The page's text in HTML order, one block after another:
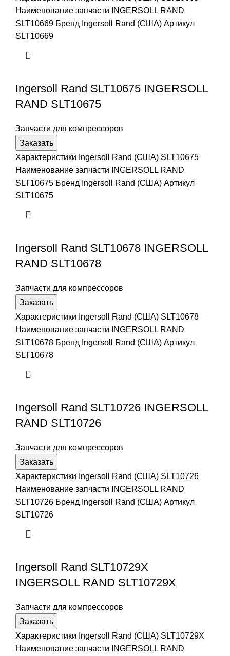
Наименование запчасти INGERSOLL RAND
SLT10669 Бренд Ingersoll Rand (США) Артикул
SLT10669
Ingersoll Rand SLT10675 INGERSOLL
RAND SLT10675
Запчасти для компрессоров
Заказать
Характеристики Ingersoll Rand (США) SLT10675
Наименование запчасти INGERSOLL RAND
SLT10675 Бренд Ingersoll Rand (США) Артикул
SLT10675
Ingersoll Rand SLT10678 INGERSOLL
RAND SLT10678
Запчасти для компрессоров
Заказать
Характеристики Ingersoll Rand (США) SLT10678
Наименование запчасти INGERSOLL RAND
SLT10678 Бренд Ingersoll Rand (США) Артикул
SLT10678
Ingersoll Rand SLT10726 INGERSOLL
RAND SLT10726
Запчасти для компрессоров
Заказать
Характеристики Ingersoll Rand (США) SLT10726
Наименование запчасти INGERSOLL RAND
SLT10726 Бренд Ingersoll Rand (США) Артикул
SLT10726
Ingersoll Rand SLT10729X
INGERSOLL RAND SLT10729X
Запчасти для компрессоров
Заказать
Характеристики Ingersoll Rand (США) SLT10729X
Наименование запчасти INGERSOLL RAND